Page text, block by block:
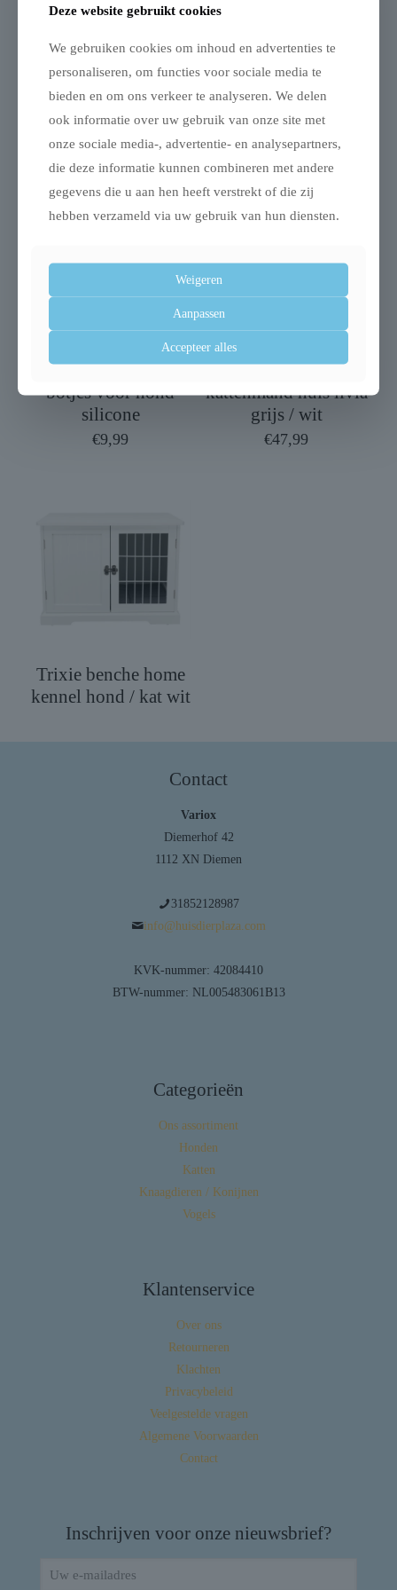
14,0%, vocht 10,0%, ruwe as 5,5%, ruwe celstof 1,5%,
Gerelateerde producten
Trixie bakmat met
botjes voor hond
silicone
€9,99
Trixie hondenmand /
kattenmand huis livia
grijs / wit
€47,99
Trixie benche home
kennel hond / kat wit
Contact
Variox
Diemerhof 42
1112 XN Diemen
31852128987
info@huisdierplaza.com
KVK-nummer: 42084410
BTW-nummer: NL005483061B13
Categorieën
Ons assortiment
Honden
Katten
Knaagdieren / Konijnen
Vogels
Klantenservice
Over ons
Retourneren
Klachten
Privacybeleid
Veelgestelde vragen
Algemene Voorwaarden
Contact
Inschrijven voor onze nieuwsbrief?
Deze website gebruikt cookies
We gebruiken cookies om inhoud en advertenties te
personaliseren, om functies voor sociale media te
bieden en om ons verkeer te analyseren. We delen
ook informatie over uw gebruik van onze site met
onze sociale media-, advertentie- en analysepartners,
die deze informatie kunnen combineren met andere
gegevens die u aan hen heeft verstrekt of die zij
hebben verzameld via uw gebruik van hun diensten.
Weigeren
Aanpassen
Accepteer alles